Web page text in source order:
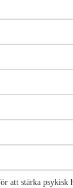
att stärka psykisk